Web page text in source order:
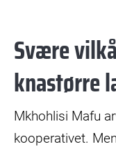
Svære
knastørre
Mkhohlisi Mafu
kooperativet.